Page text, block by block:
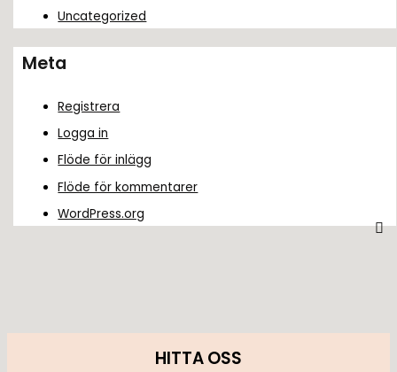
Uncategorized
Meta
Registrera
Logga in
Flöde för inlägg
Flöde för kommentarer
WordPress.org
HITTA OSS